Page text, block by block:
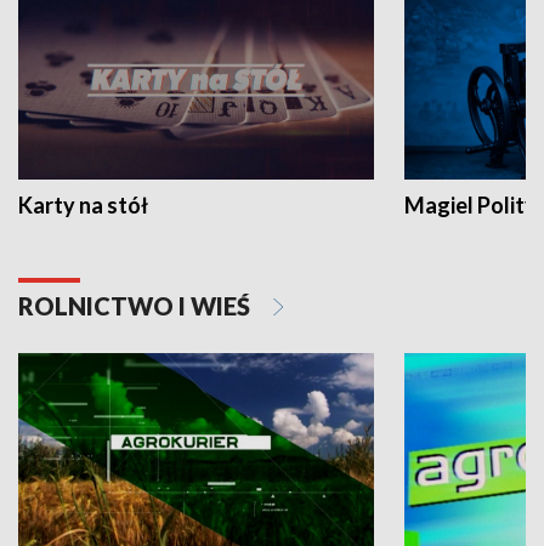
Karty na stół Magiel
ROLNICTWO I WIEŚ